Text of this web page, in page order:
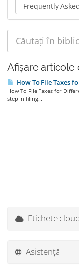
Afișare articole
How To File Taxes
How To File Taxes for
step in filing...
Etichete cloud
Asistență